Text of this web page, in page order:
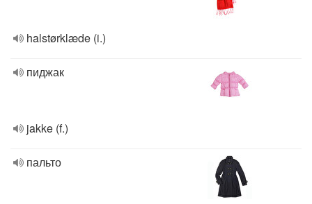
halstørklæde (i.)
пиджак
jakke (f.)
пальто